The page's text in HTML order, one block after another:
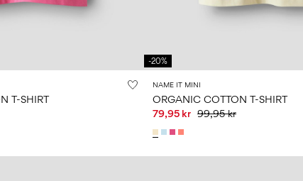
T-SHIRT
-20%
NAME IT MINI
ORGANIC COTTON T-SHIRT
79,95 kr 99,95 kr